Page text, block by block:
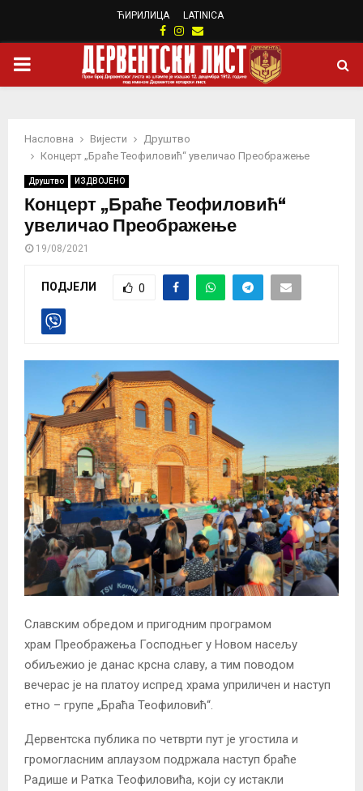
ЋИРИЛИЦА LATINICA
Facebook
Instagram
Email
PRIMARY
Насловна Вијести
Друштво
Концерт „Браће Теофиловић“ увеличао Преображење
Друштво ИЗДВОЈЕНО
Концерт „Браће Теофиловић“
увеличао Преображење
19/08/2021
ПОДЈЕЛИ 0
Славским обредом и пригодним програмом
храм Преображења Господњег у Новом насељу
обиљежио је данас крсна славу, а тим поводом
вечерас је на платоу испред храма уприличен и наступ
етно – групе „Браћа Теофиловић“.
Дервентска публика по четврти пут је угостила и
громогласним аплаузом подржала наступ браће
Радише и Ратка Теофиловића, који су истакли